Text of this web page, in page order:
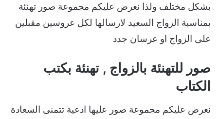
بشكل مختلف ولذا نعرض عليكم مجموعة صور تهنئة
بمناسبة الزواج السعيد لارسالها لكل عروسين مقبلين
على الزواج او عرسان جدد
صور للتهنئة بالزواج , تهنئة بكتب
الكتاب
نعرض عليكم مجموعة صور عليها ادعية تتمنى السعادة